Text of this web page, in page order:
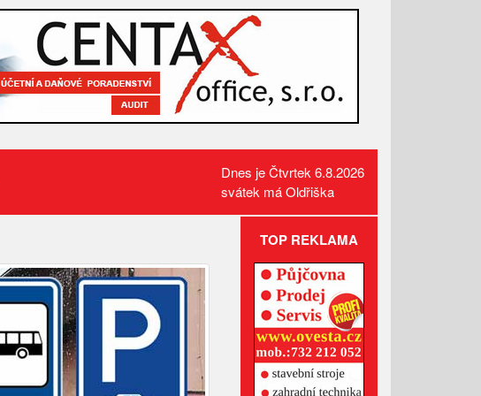
Administrativní budova z
Valašska patří mezi nejlepší
dřevostavby Evropy
Lávka pro pěší za hasičárnou
ve Valašských Kloboukách je
už hotová
Dnes je Čtvrtek 6.8.2026
svátek má Oldřiška
TOP REKLAMA